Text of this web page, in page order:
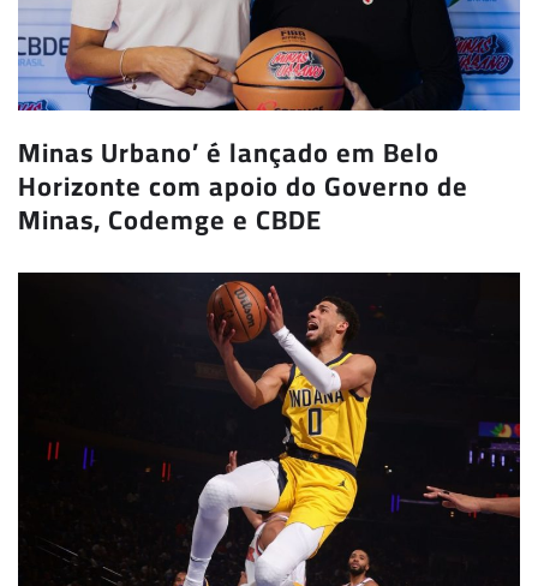
Minas Urbano’ é lançado em Belo
Horizonte com apoio do Governo de
Minas, Codemge e CBDE